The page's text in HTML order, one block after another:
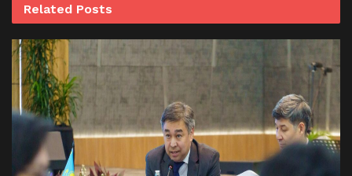
Related Posts